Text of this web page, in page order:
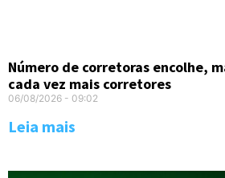
Número de corretoras encolhe,
cada vez mais corretores
06/08/2026 09:02
Leia mais